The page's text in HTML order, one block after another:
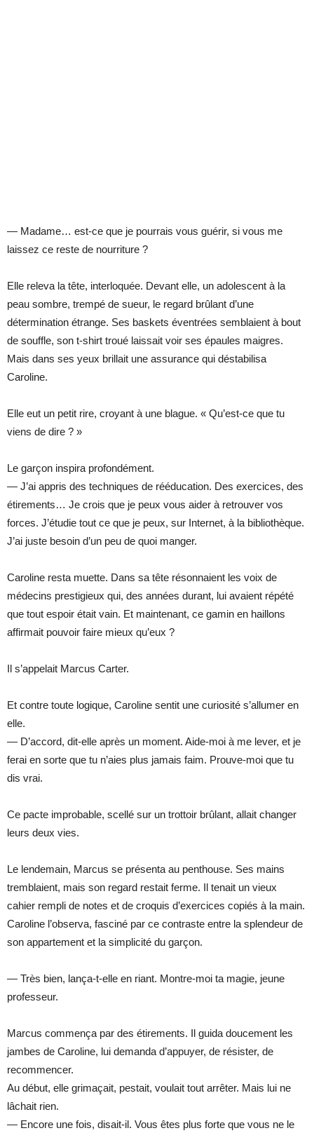
— Madame… est-ce que je pourrais vous guérir, si vous me
laissez ce reste de nourriture ?
Elle releva la tête, interloquée. Devant elle, un adolescent à la
peau sombre, trempé de sueur, le regard brûlant d’une
détermination étrange. Ses baskets éventrées semblaient à bout
de souffle, son t-shirt troué laissait voir ses épaules maigres.
Mais dans ses yeux brillait une assurance qui déstabilisa
Caroline.
Elle eut un petit rire, croyant à une blague. « Qu’est-ce que tu
viens de dire ? »
Le garçon inspira profondément.
— J’ai appris des techniques de rééducation. Des exercices, des
étirements… Je crois que je peux vous aider à retrouver vos
forces. J’étudie tout ce que je peux, sur Internet, à la bibliothèque.
J’ai juste besoin d’un peu de quoi manger.
Caroline resta muette. Dans sa tête résonnaient les voix de
médecins prestigieux qui, des années durant, lui avaient répété
que tout espoir était vain. Et maintenant, ce gamin en haillons
affirmait pouvoir faire mieux qu’eux ?
Il s’appelait Marcus Carter.
Et contre toute logique, Caroline sentit une curiosité s’allumer en
elle.
— D’accord, dit-elle après un moment. Aide-moi à me lever, et je
ferai en sorte que tu n’aies plus jamais faim. Prouve-moi que tu
dis vrai.
Ce pacte improbable, scellé sur un trottoir brûlant, allait changer
leurs deux vies.
Le lendemain, Marcus se présenta au penthouse. Ses mains
tremblaient, mais son regard restait ferme. Il tenait un vieux
cahier rempli de notes et de croquis d’exercices copiés à la main.
Caroline l’observa, fasciné par ce contraste entre la splendeur de
son appartement et la simplicité du garçon.
— Très bien, lança-t-elle en riant. Montre-moi ta magie, jeune
professeur.
Marcus commença par des étirements. Il guida doucement les
jambes de Caroline, lui demanda d’appuyer, de résister, de
recommencer.
Au début, elle grimaçait, pestait, voulait tout arrêter. Mais lui ne
lâchait rien.
— Encore une fois, disait-il. Vous êtes plus forte que vous ne le